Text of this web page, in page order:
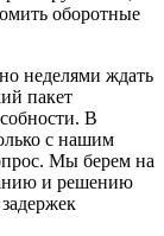
оборотные
неделями ждать
пакет
В
с нашим
Мы берем на
и решению